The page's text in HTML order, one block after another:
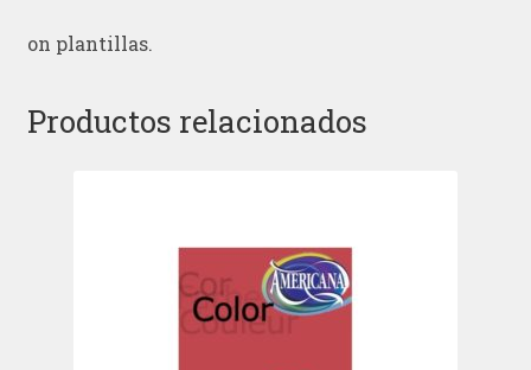
on plantillas.
Productos relacionados